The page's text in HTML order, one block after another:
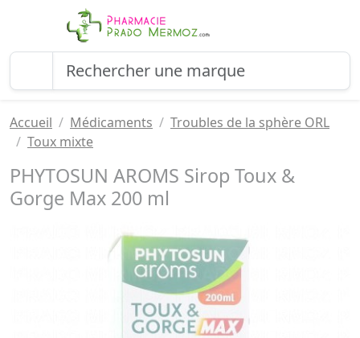
Accueil Médicaments
Troubles de la sphère ORL
Toux mixte
PHYTOSUN AROMS Sirop Toux &
Gorge Max 200 ml